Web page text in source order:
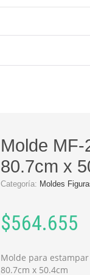
Molde
80.7cm x
Categoría: Moldes
$564.655
Molde para
80.7cm x 50.4cm